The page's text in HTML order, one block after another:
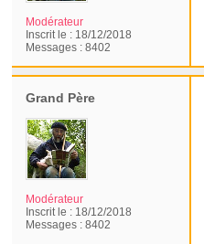
Modérateur
Inscrit le : 18/12/2018
Messages :8402
Grand Père
Modérateur
Inscrit le : 18/12/2018
Messages :8402